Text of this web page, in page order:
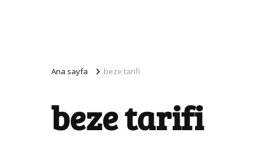
Ana sayfa beze tarifi
beze tarifi